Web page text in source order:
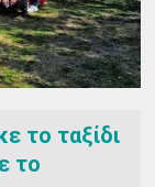
το ταξίδι
το